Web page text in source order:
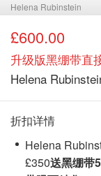
Helena Rubinstein
£600.00
升级版黑绷带直
折扣详情
Helena
£350送黑绷带